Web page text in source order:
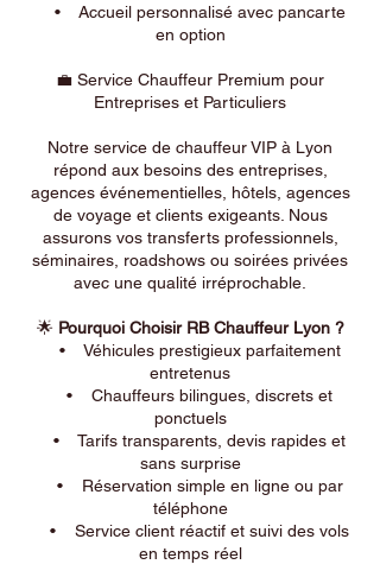
• Accueil personnalisé avec pancarte
en option
💼 Service Chauffeur Premium pour
Entreprises et Particuliers
Notre service de chauffeur VIP à Lyon
répond aux besoins des entreprises,
agences événementielles, hôtels, agences
de voyage et clients exigeants. Nous
assurons vos transferts professionnels,
séminaires, roadshows ou soirées privées
avec une qualité irréprochable.
🌟 Pourquoi Choisir RB Chauffeur Lyon ?
• Véhicules prestigieux parfaitement
entretenus
• Chauffeurs bilingues, discrets et
ponctuels
• Tarifs transparents, devis rapides et
sans surprise
• Réservation simple en ligne ou par
téléphone
• Service client réactif et suivi des vols
en temps réel